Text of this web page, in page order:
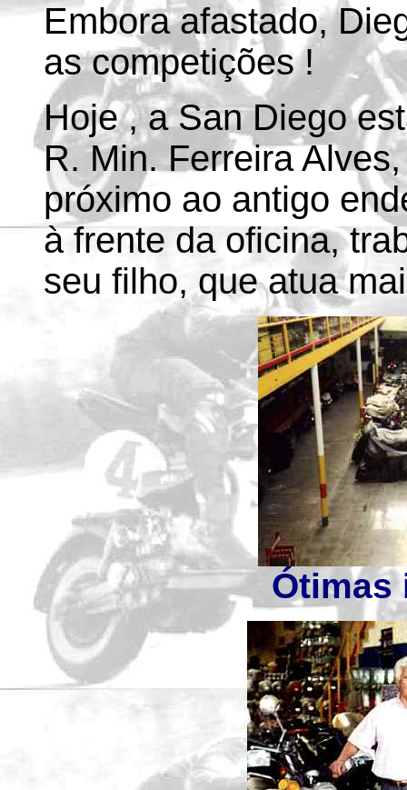
Embora afastado,
as competições !
Hoje , a San Diego
R. Min. Ferreira
próximo ao antigo
à frente da oficina,
seu filho, que atua
Ótimas